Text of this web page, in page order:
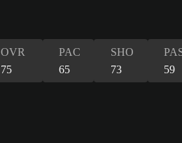
OVR
75
PAC
65
SHO
73
59